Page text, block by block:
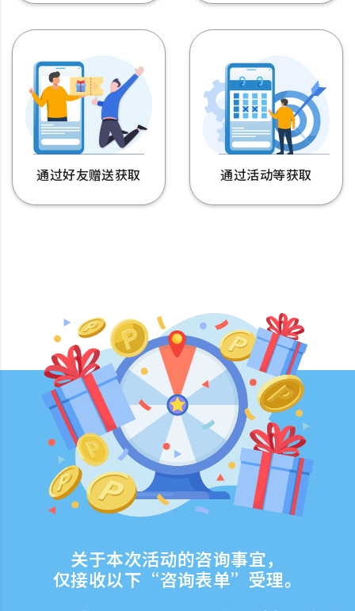
通过好友赠送获取 通过活动等获取
关于本次活动的咨询事宜，
仅接收以下“咨询表单”受理。